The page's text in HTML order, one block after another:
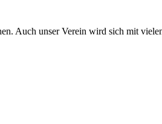
Auch unser Verein wird sich mit